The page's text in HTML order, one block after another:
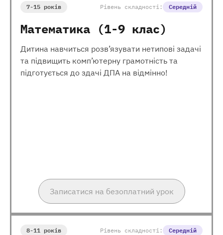
7-15 років Рівень складності: Середній
Математика (1-9 клас)
Дитина навчиться розв’язувати нетипові задачі
та підвищить комп’ютерну грамотність та
підготується до здачі ДПА на відмінно!
Записатися на безоплатний урок
8-11 років Рівень складності: Середній